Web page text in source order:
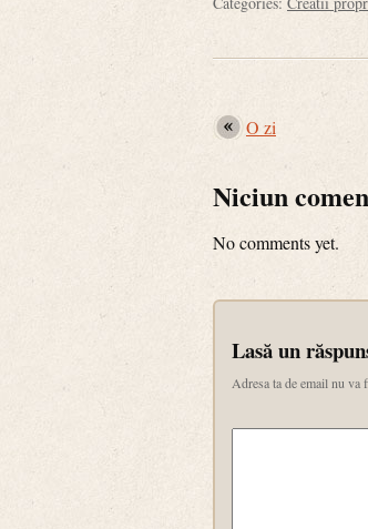
O zi
Niciun
No comments yet.
Lasă un
Adresa ta de email nu va